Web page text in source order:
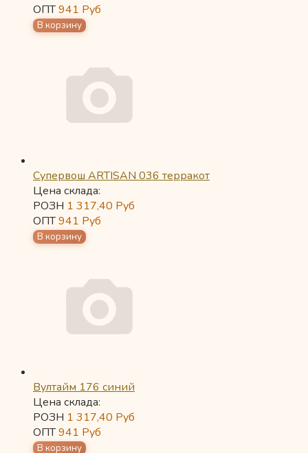
ОПТ941 Руб
Супервош ARTISAN 036 терракот
Цена склада:
РОЗН 1 317,40 Руб
ОПТ941 Руб
Вултайм 176 синий
Цена склада:
РОЗН 1 317,40 Руб
ОПТ941 Руб